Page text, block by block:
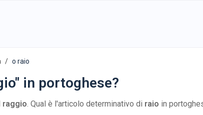
o raio
in portoghese?
raggio. Qual è l'articolo determinativo di raio in